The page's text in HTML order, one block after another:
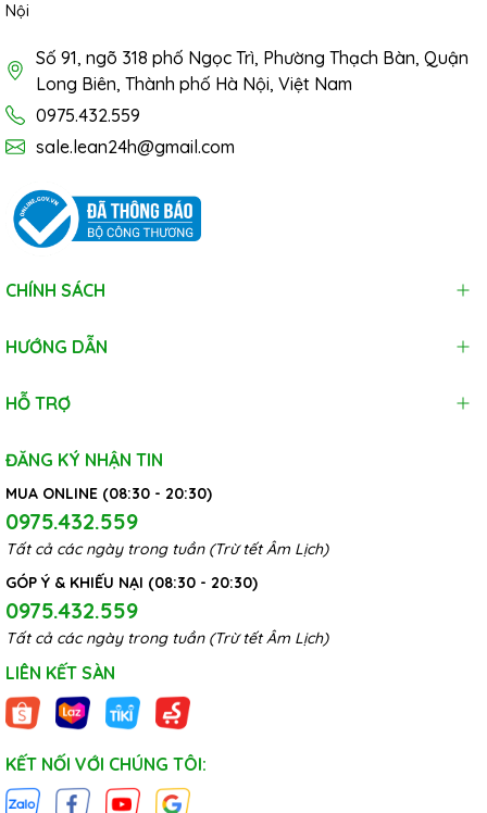
Nội
Số 91, ngõ 318 phố Ngọc Trì, Phường Thạch Bàn, Quận
Long Biên, Thành phố Hà Nội, Việt Nam
0975.432.559
sale.lean24h@gmail.com
CHÍNH SÁCH
HƯỚNG DẪN
HỖ TRỢ
ĐĂNG KÝ NHẬN TIN
MUA ONLINE (08:30 - 20:30)
0975.432.559
Tất cả các ngày trong tuần (Trừ tết Âm Lịch)
GÓP Ý & KHIẾU NẠI (08:30 - 20:30)
0975.432.559
Tất cả các ngày trong tuần (Trừ tết Âm Lịch)
LIÊN KẾT SÀN
KẾT NỐI VỚI CHÚNG TÔI: